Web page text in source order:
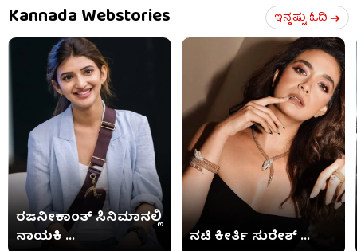
Kannada Webstories ಇನ್ನಷ್ಟು ಓದಿ
ರಜನೀಕಾಂತ್ ಸಿನಿಮಾನಲ್ಲಿ
ನಾಯಕಿ ...
ನಟಿ ಕೀರ್ತಿ ಸುರೇಶ್ ...